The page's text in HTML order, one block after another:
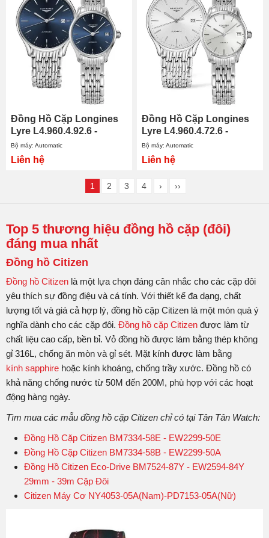
Đồng Hồ Cặp Longines
Lyre L4.960.4.92.6 -
L4.360.4.92.6
Bộ máy: Automatic
Liên hệ
Đồng Hồ Cặp Longines
Lyre L4.960.4.72.6 -
L4.360.4.72.6
Bộ máy: Automatic
Liên hệ
1 2 3 4 › ››
Top 5 thương hiệu đồng hồ cặp (đôi)
đáng mua nhất
Đồng hồ Citizen
Đồng hồ Citizen là một lựa chọn đáng cân nhắc cho các cặp đôi
yêu thích sự đồng điệu và cá tính. Với thiết kế đa dạng, chất
lượng tốt và giá cả hợp lý, đồng hồ cặp Citizen là một món quà ý
nghĩa dành cho các cặp đôi. Đồng hồ cặp Citizen được làm từ
chất liệu cao cấp, bền bỉ. Vỏ đồng hồ được làm bằng thép không
gỉ 316L, chống ăn mòn và gỉ sét. Mặt kính được làm bằng
kính sapphire hoặc kính khoáng, chống trầy xước. Đồng hồ có
khả năng chống nước từ 50M đến 200M, phù hợp với các hoạt
động hàng ngày.
Tìm mua các mẫu đồng hồ cặp Citizen chỉ có tại Tân Tân Watch:
Đồng Hồ Cặp Citizen BM7334-58E - EW2299-50E
Đồng Hồ Cặp Citizen BM7334-58B - EW2299-50A
Đồng Hồ Citizen Eco-Drive BM7524-87Y - EW2594-84Y
29mm - 39m Cặp Đôi
Citizen Máy Cơ NY4053-05A(Nam)-PD7153-05A(Nữ)